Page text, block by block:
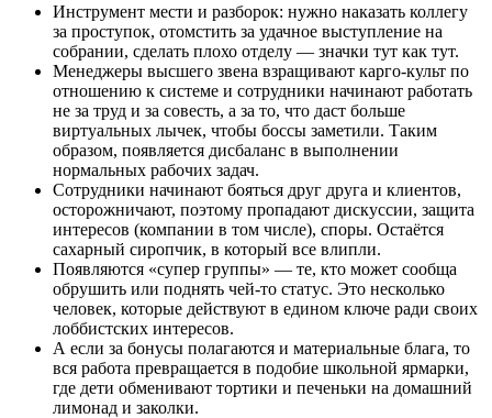
Инструмент мести и разборок: нужно наказать коллегу
за проступок, отомстить за удачное выступление на
собрании, сделать плохо отделу — значки тут как тут.
Менеджеры высшего звена взращивают карго-культ по
отношению к системе и сотрудники начинают работать
не за труд и за совесть, а за то, что даст больше
виртуальных лычек, чтобы боссы заметили. Таким
образом, появляется дисбаланс в выполнении
нормальных рабочих задач.
Сотрудники начинают бояться друг друга и клиентов,
осторожничают, поэтому пропадают дискуссии, защита
интересов (компании в том числе), споры. Остаётся
сахарный сиропчик, в который все влипли.
Появляются «супер группы» — те, кто может сообща
обрушить или поднять чей-то статус. Это несколько
человек, которые действуют в едином ключе ради своих
лоббистских интересов.
А если за бонусы полагаются и материальные блага, то
вся работа превращается в подобие школьной ярмарки,
где дети обменивают тортики и печеньки на домашний
лимонад и заколки.